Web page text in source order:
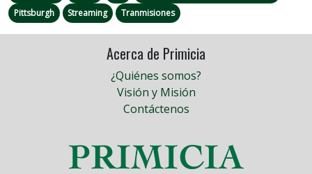
Pittsburgh
Streaming Tranmisiones
Acerca de Primicia
¿Quiénes somos?
Visión y Misión
Contáctenos